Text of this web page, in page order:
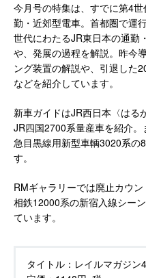
今月号の特集は、すでに第4
勤・近郊型電車。首都圏で運
世代にわたるJR東日本の通勤
や、発展の過程を解説。昨今
ング装置の解説や、引退した
などを紹介しています。
新車ガイドはJR西日本〈はる
JR四国2700系量産車を紹介。
急目黒線用新型車輌3020系の
す。
RMギャラリーでは廃止カウン
相鉄12000系の新宿入線シー
ています。
タイトル： レイルマガジ